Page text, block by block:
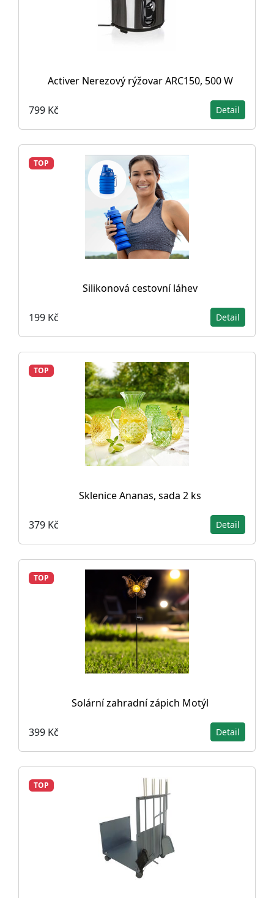
Activer Nerezový rýžovar ARC150, 500 W
799 Kč Detail
TOP
Silikonová cestovní láhev
199 Kč Detail
TOP
Sklenice Ananas, sada 2 ks
379 Kč Detail
TOP
Solární zahradní zápich Motýl
399 Kč Detail
TOP